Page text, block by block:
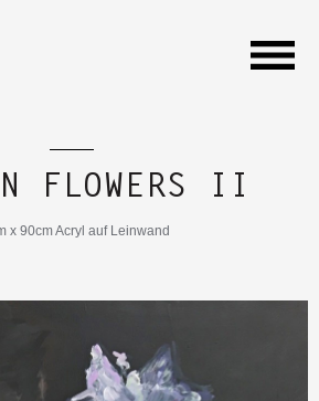
GALERIE
KONTAKT
FLOWERS II
x 90cm Acryl auf Leinwand